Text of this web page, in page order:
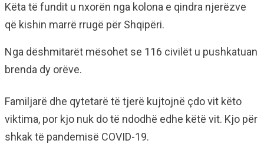
Këta të fundit u nxorën nga kolona e qindra njerëzve
që kishin marrë rrugë për Shqipëri.
Nga dëshmitarët mësohet se 116 civilët u pushkatuan
brenda dy orëve.
Familjarë dhe qytetarë të tjerë kujtojnë çdo vit këto
viktima, por kjo nuk do të ndodhë edhe këtë vit. Kjo për
shkak të pandemisë COVID-19.